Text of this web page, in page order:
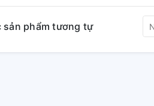
X18CEW được trang bị công nghệ
năng tối ưu. Công nghệ này
hiệu quả hơn, mang đến sự dễ
sản phẩm tương tự